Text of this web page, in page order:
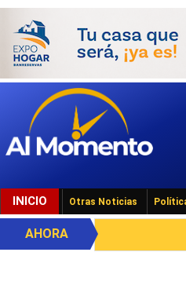
INICIO Otras Noticias
AHORA